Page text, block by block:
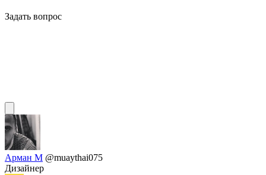
Задать вопрос
Арман М @muaythai075
Дизайнер